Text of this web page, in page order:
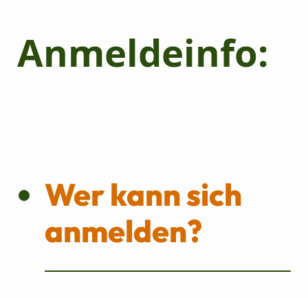
Anmeldeinfo:
Wer kann sich
anmelden?